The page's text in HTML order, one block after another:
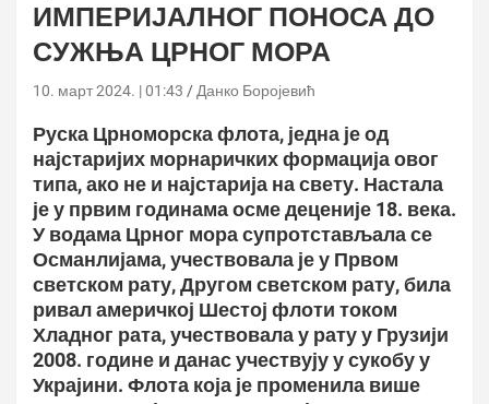
ИМПЕРИЈАЛНОГ ПОНОСА ДО
СУЖЊА ЦРНОГ МОРА
10. март 2024. | 01:43 Данко Боројевић
Руска Црноморска флота, једна је од
најстаријих морнаричких формација овог
типа, ако не и најстарија на свету. Настала
је у првим годинама осме деценије 18. века.
У водама Црног мора супротстављала се
Османлијама, учествовала је у Првом
светском рату, Другом светском рату, била
ривал америчкој Шестој флоти током
Хладног рата, учествовала у рату у Грузији
2008. године и данас учествују у сукобу у
Украјини. Флота која је променила више